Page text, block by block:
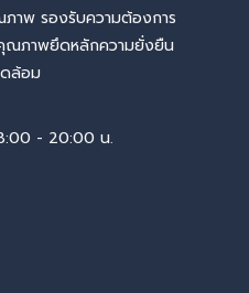
าพ รองรับความต้องการ
ภาพยึดหลักความยั่งยืน
ล้อม
- 20:00 น.